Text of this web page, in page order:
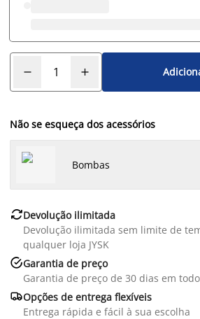
Não se esqueça dos acessórios
Bombas
Devolução ilimitada
Devolução ilimitada sem limite de
qualquer loja JYSK
Garantia de preço
Garantia de preço de 30 dias em
Opções de entrega flexíveis
Entrega rápida e fácil à sua escolha